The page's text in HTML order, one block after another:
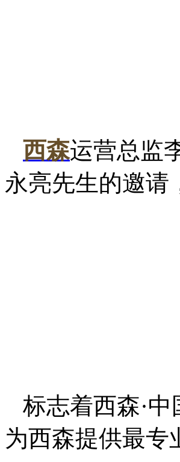
西森运营总监
永亮先生的邀请
标志着西森·
为西森提供最专